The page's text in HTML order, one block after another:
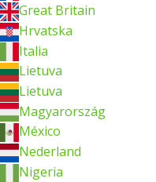
Great Britain
Hrvatska
Italia
Lietuva
Lietuva
Magyarország
México
Nederland
Nigeria